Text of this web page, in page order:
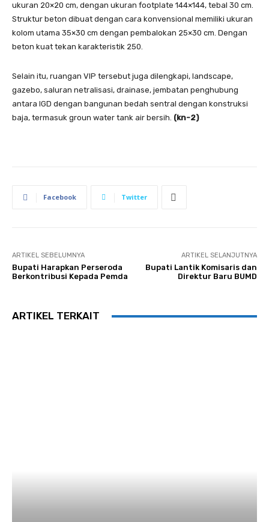
ukuran 20×20 cm, dengan ukuran footplate 144×144, tebal 30 cm.
Struktur beton dibuat dengan cara konvensional memiliki ukuran
kolom utama 35×30 cm dengan pembalokan 25×30 cm. Dengan
beton kuat tekan karakteristik 250.
Selain itu, ruangan VIP tersebut juga dilengkapi, landscape,
gazebo, saluran netralisasi, drainase, jembatan penghubung
antara IGD dengan bangunan bedah sentral dengan konstruksi
baja, termasuk groun water tank air bersih. (kn-2)
Facebook Twitter
ARTIKEL SEBELUMNYA
Bupati Harapkan Perseroda
Berkontribusi Kepada Pemda
ARTIKEL SELANJUTNYA
Bupati Lantik Komisaris dan
Direktur Baru BUMD
ARTIKEL TERKAIT